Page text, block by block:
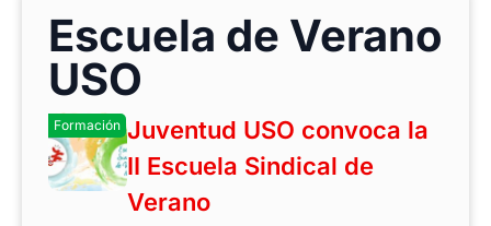
Escuela de Verano
USO
Formación Juventud USO convoca la
II Escuela Sindical de
Verano